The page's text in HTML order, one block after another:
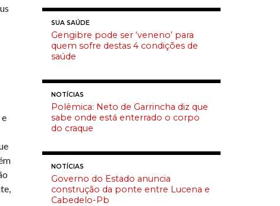
SUA SAÚDE
Gengibre pode ser ‘veneno’ para
quem sofre destas 4 condições de
saúde
NOTÍCIAS
Polêmica: Neto de Garrincha diz que
sabe onde está enterrado o corpo
do craque
NOTÍCIAS
Governo do Estado anuncia
construção da ponte entre Lucena e
Cabedelo-Pb